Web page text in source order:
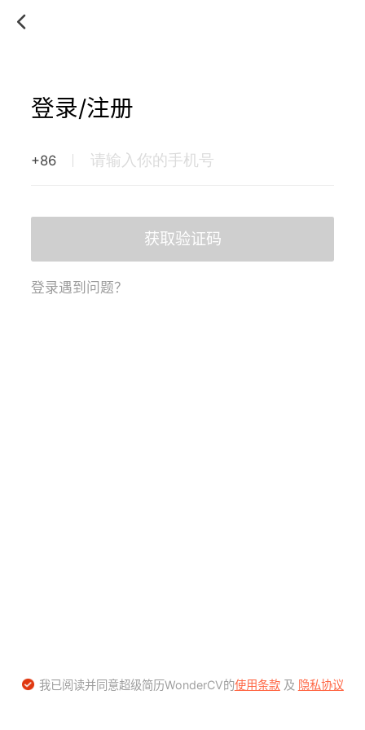
登录/注册
+86
获取验证码
登录遇到问题？
我已阅读并同意超级简历WonderCV的使用条款及 隐私协议